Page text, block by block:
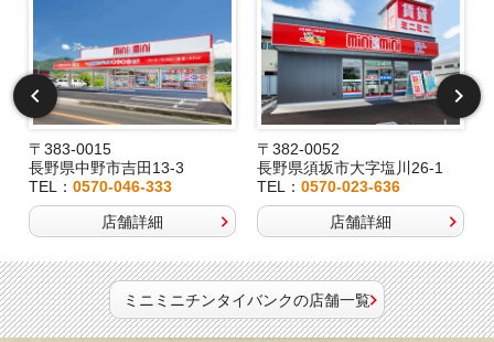
〒383-0015
長野県中野市吉田13-3
TEL： 0570-046-333
店舗詳細
〒382-0052
長野県須坂市大字塩川26-1
TEL：0570-023-636
店舗詳細
ミニミニチンタイバンクの店舗一覧